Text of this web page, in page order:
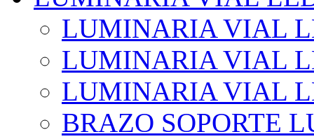
LUMINARIA VIAL
LUMINARIA VIAL
LUMINARIA VIAL
BRAZO SOPORTE